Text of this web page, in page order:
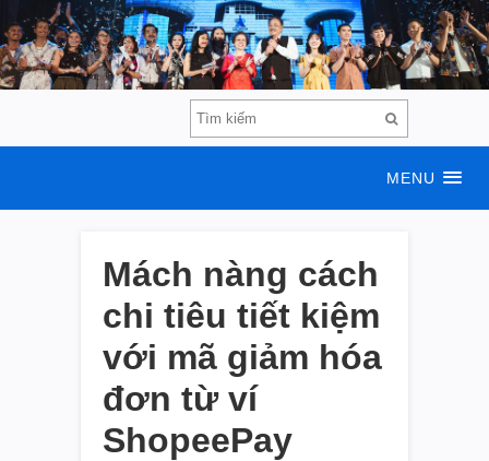
MENU
Mách nàng cách
chi tiêu tiết kiệm
với mã giảm hóa
đơn từ ví
ShopeePay